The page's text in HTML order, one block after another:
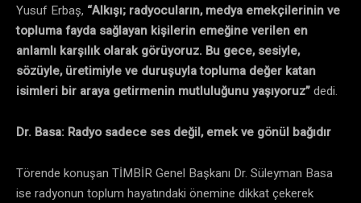
Yusuf Erbaş, “Alkışı; radyocuların, medya emekçilerinin ve
topluma fayda sağlayan kişilerin emeğine verilen en
anlamlı karşılık olarak görüyoruz. Bu gece, sesiyle,
sözüyle, üretimiyle ve duruşuyla topluma değer katan
isimleri bir araya getirmenin mutluluğunu yaşıyoruz”dedi.
Dr. Basa: Radyo sadece ses değil, emek ve gönül bağıdır
Törende konuşan TİMBİR Genel Başkanı Dr. Süleyman Basa
ise radyonun toplum hayatındaki önemine dikkat çekerek